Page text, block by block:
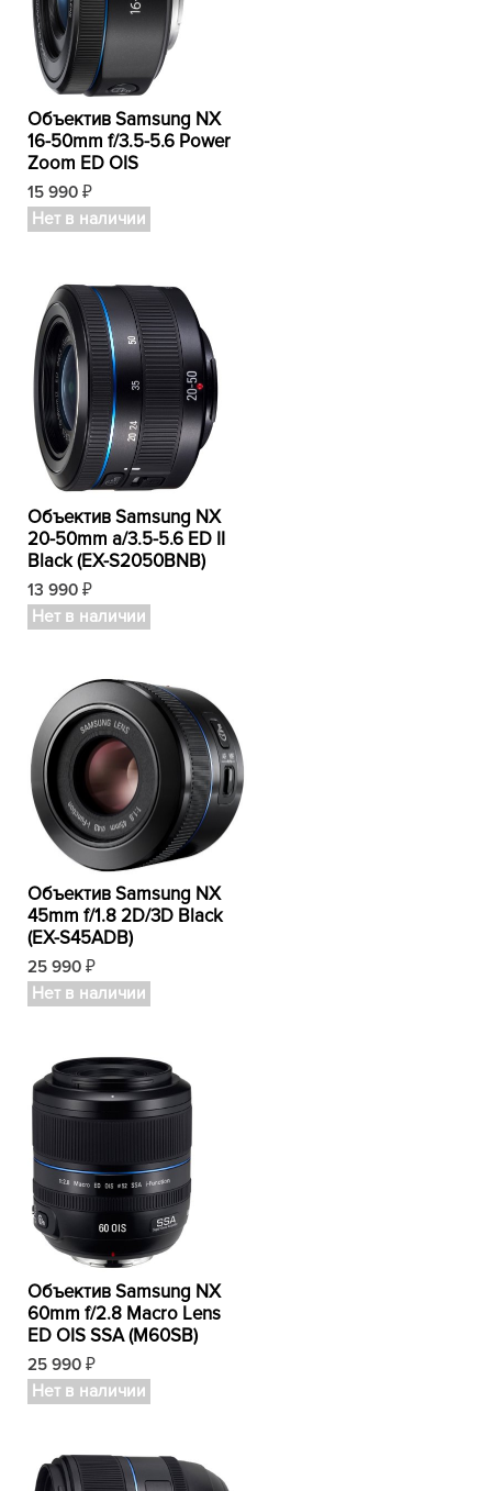
Объектив Samsung NX
16-50mm f/3.5-5.6 Power
Zoom ED OIS
15 990 ₽
Нет в наличии
Объектив Samsung NX
20-50mm а/3.5-5.6 ED II
Black (EX-S2050BNB)
13 990 ₽
Нет в наличии
Объектив Samsung NX
45mm f/1.8 2D/3D Black
(EX-S45ADB)
25 990 ₽
Нет в наличии
Объектив Samsung NX
60mm f/2.8 Macro Lens
ED OIS SSA (M60SB)
25 990 ₽
Нет в наличии